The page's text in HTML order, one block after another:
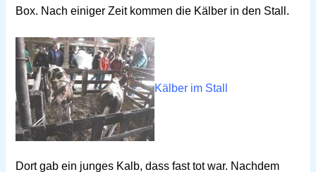
Box. Nach einiger Zeit kommen die Kälber in den Stall.
Kälber im Stall
Dort gabein junges Kalb, dass fast tot war. Nachdem